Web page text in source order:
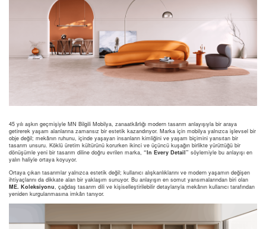
45 yılı aşkın geçmişiyle MN Bilgili Mobilya, zanaatkârlığı modern tasarım anlayışıyla bir araya
getirerek yaşam alanlarına zamansız bir estetik kazandırıyor. Marka için mobilya yalnızca işlevsel bir
obje değil; mekânın ruhunu, içinde yaşayan insanların kimliğini ve yaşam biçimini yansıtan bir
tasarım unsuru. Köklü üretim kültürünü korurken ikinci ve üçüncü kuşağın birlikte yürüttüğü bir
dönüşümle yeni bir tasarım diline doğru evrilen marka, “In Every Detail” söylemiyle bu anlayışı en
yalın haliyle ortaya koyuyor.
Ortaya çıkan tasarımlar yalnızca estetik değil; kullanıcı alışkanlıklarını ve modern yaşamın değişen
ihtiyaçlarını da dikkate alan bir yaklaşım sunuyor. Bu anlayışın en somut yansımalarından biri olan
ME. Koleksiyonu, çağdaş tasarım dili ve kişiselleştirilebilir detaylarıyla mekânın kullanıcı tarafından
yeniden kurgulanmasına imkân tanıyor.